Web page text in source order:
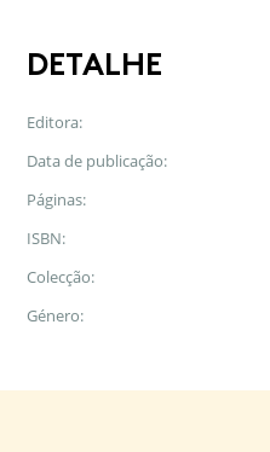
DETALHE
Editora:
Data de publicação:
Páginas:
ISBN:
Colecção:
Género: